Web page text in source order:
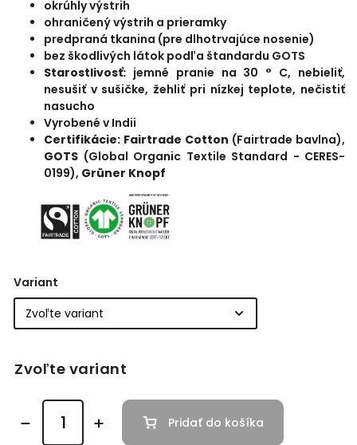
okrúhly výstrih
ohraničený výstrih a prieramky
predpraná tkanina (pre dlhotrvajúce nosenie)
bez škodlivých látok podľa štandardu GOTS
Starostlivosť: jemné pranie na 30 ° C, nebieliť,
nesušiť v sušičke, žehliť pri nízkej teplote, nečistiť
nasucho
Vyrobené v Indii
Certifikácie: Fairtrade Cotton (Fairtrade bavlna),
GOTS (Global Organic Textile Standard - CERES-
0199), Grüner Knopf
Variant
Zvoľte variant
Pridať do košíka